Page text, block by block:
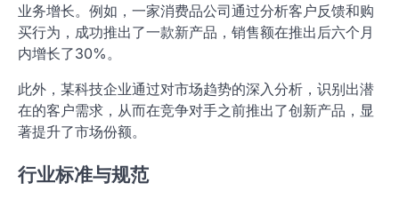
业务增长。例如，一家消费品公司通过分析客户反馈和购
买行为，成功推出了一款新产品，销售额在推出后六个月
内增长了30%。
此外，某科技企业通过对市场趋势的深入分析，识别出潜
在的客户需求，从而在竞争对手之前推出了创新产品，显
著提升了市场份额。
行业标准与规范